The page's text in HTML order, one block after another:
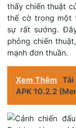
thấy chiến thuật
thế cờ trong một
sự rất sướng.
phỏng chiến
mạnh đơn thuần.
Xem Thêm Tải
APK 10.2.2